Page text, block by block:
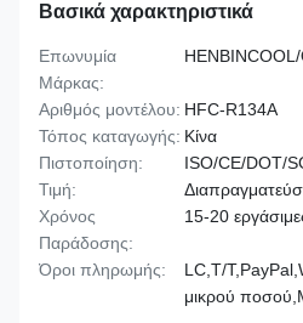
Βασικά χαρακτηριστικά
Επωνυμία
Μάρκας:
Αριθμός μοντέλου: HFC-R134A
Τόπος καταγωγής: Κίνα
Πιστοποίηση:
ISO/CE/DOT/
Τιμή:
Χρόνος
Παράδοσης:
15-20
Όροι πληρωμής:
LC,T/
μικρού